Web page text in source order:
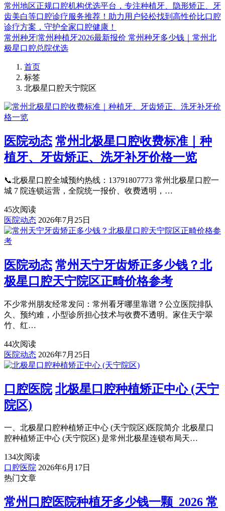
常州地区正规口腔机构优选平台，专注种植牙、隐形矫正、牙
齿美白等口腔诊疗服务推荐！助力用户轻松找到高性价比口腔
诊疗方案，守护全家口腔健康！
常州种牙|常州种植牙2026最新报价 常州种牙多少钱｜常州北
极星口腔总院优选
首页
标签
北极星口腔天宁院区
医院动态 常州北极星口腔收费标准｜种
植牙、牙齿矫正、洗牙补牙价格一览
📞北极星口腔全城预约热线：13791807773 常州北极星口腔一
城 7 院连锁运营，全院统一报价、收费透明，…
45次阅读
医院动态 2026年7月25日
医院动态 常州天宁牙齿矫正多少钱？北
极星口腔天宁院区正畸价格参考
不少常州朋友经常发问：常州看牙哪里靠谱？公立医院排队
久、预约难，小型诊所担心技术与收费不透明。家住天宁翠
竹、红…
44次阅读
医院动态 2026年7月25日
口腔医院 北极星口腔种植矫正中心 (天宁
院区)
一、北极星口腔种植矫正中心 (天宁院区)医院简介 北极星口
腔种植矫正中心 (天宁院区) 是常州北极星连锁布局天…
134次阅读
口腔医院 2026年6月17日
热门文章
常州口腔医院种植牙多少钱一颗_2026 常